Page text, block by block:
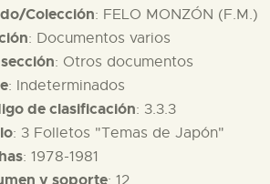
Colección: FELO MONZÓN (F.M.)
: Documentos varios
: Otros documentos
: Indeterminados
de clasificación: 3.3.3
: 3 Folletos "Temas de Japón"
: 1978-1981
y soporte